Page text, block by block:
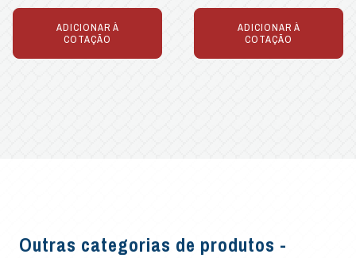
ADICIONAR À
COTAÇÃO
ADICIONAR À
COTAÇÃO
Outras categorias de produtos -